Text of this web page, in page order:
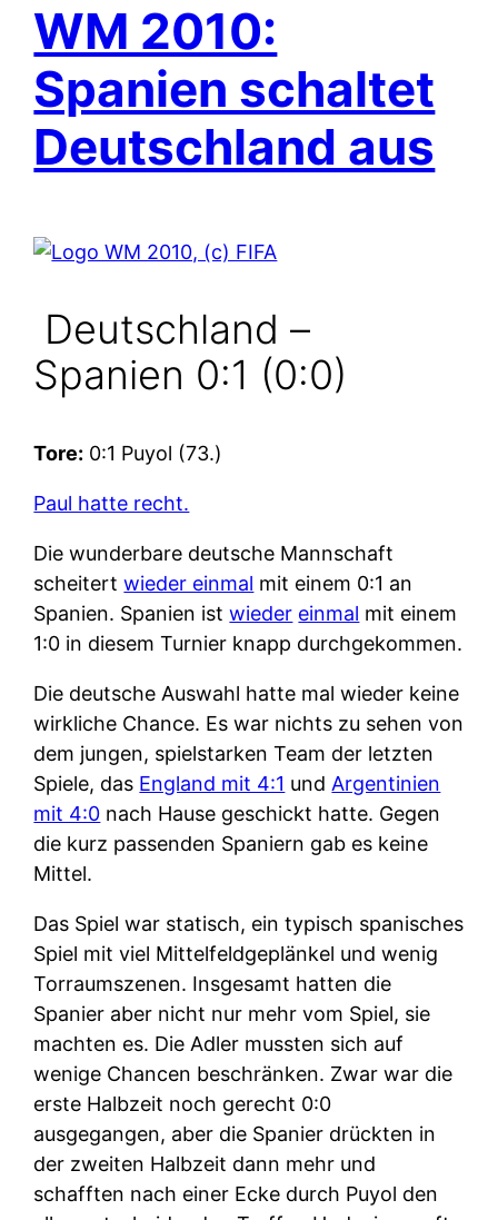
WM 2010:
Spanien schaltet
Deutschland aus
Deutschland –
Spanien 0:1 (0:0)
Tore: 0:1 Puyol (73.)
Paul hatte recht.
Die wunderbare deutsche Mannschaft
scheitertwieder einmal mit einem 0:1 an
Spanien. Spanien istwieder einmal mit einem
1:0 in diesem Turnier knapp durchgekommen.
Die deutsche Auswahl hatte mal wieder keine
wirkliche Chance. Es war nichts zu sehen von
dem jungen, spielstarken Team der letzten
Spiele, das England mit 4:1 und Argentinien
mit 4:0 nach Hause geschickt hatte. Gegen
die kurz passenden Spaniern gab es keine
Mittel.
Das Spiel war statisch, ein typisch spanisches
Spiel mit viel Mittelfeldgeplänkel und wenig
Torraumszenen. Insgesamt hatten die
Spanier aber nicht nur mehr vom Spiel, sie
machten es. Die Adler mussten sich auf
wenige Chancen beschränken. Zwar war die
erste Halbzeit noch gerecht 0:0
ausgegangen, aber die Spanier drückten in
der zweiten Halbzeit dann mehr und
schafften nach einer Ecke durch Puyol den